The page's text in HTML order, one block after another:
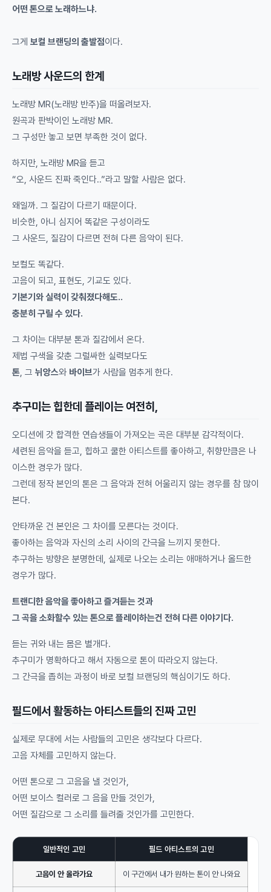
어떤 톤으로 노래하느냐.
그게 보컬 브랜딩의 출발점이다.
노래방 사운드의 한계
노래방 MR(노래방 반주)을 떠올려보자.
원곡과 판박이인 노래방 MR.
그 구성만 놓고 보면 부족한 것이 없다.
하지만, 노래방 MR을 듣고
“오, 사운드 진짜 죽인다..”라고 말할 사람은 없다.
왜일까. 그 질감이 다르기 때문이다.
비슷한, 아니 심지어 똑같은 구성이라도
그 사운드, 질감이 다르면 전혀 다른 음악이 된다.
보컬도 똑같다.
고음이 되고, 표현도, 기교도 있다.
기본기와 실력이 갖춰졌다해도..
충분히 구릴 수 있다.
그 차이는 대부분 톤과 질감에서 온다.
제법 구색을 갖춘 그럴싸한 실력보다도
톤 , 그 뉘앙스와 바이브가 사람을 멈추게 한다.
추구미는 힙한데 플레이는 여전히,
오디션에 갓 합격한 연습생들이 가져오는 곡은 대부분 감각적이다.
세련된 음악을 듣고, 힙하고 쿨한 아티스트를 좋아하고, 취향만큼은 나
이스한 경우가 많다.
그런데 정작 본인의 톤은 그 음악과 전혀 어울리지 않는 경우를 참 많이
본다.
안타까운 건 본인은 그 차이를 모른다는 것이다.
좋아하는 음악과 자신의 소리 사이의 간극을 느끼지 못한다.
추구하는 방향은 분명한데, 실제로 나오는 소리는 애매하거나 올드한
경우가 많다.
트랜디한 음악을 좋아하고 즐겨듣는 것과
그 곡을 소화할수 있는 톤으로 플레이하는건 전혀 다른 이야기다.
듣는 귀와 내는 몸은 별개다.
추구미가 명확하다고 해서 자동으로 톤이 따라오지 않는다.
그 간극을 좁히는 과정이 바로 보컬 브랜딩의 핵심이기도 하다.
필드에서 활동하는 아티스트들의 진짜 고민
실제로 무대에 서는 사람들의 고민은 생각보다 다르다.
고음 자체를 고민하지 않는다.
어떤 톤으로 그 고음을 낼 것인가,
어떤 보이스 컬러로 그 음을 만들 것인가,
어떤 질감으로 그 소리를 들려줄 것인가를 고민한다.
일반적인 고민 필드 아티스트의 고민
고음이 안 올라가요 이 구간에서 내가 원하는 톤이 안 나와요